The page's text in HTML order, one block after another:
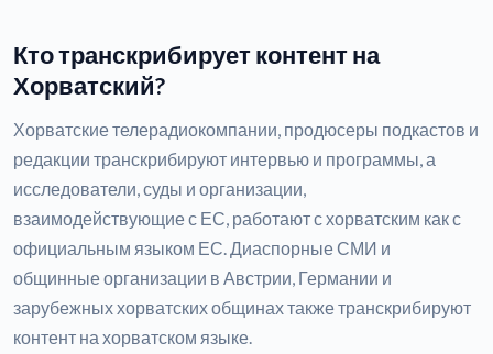
Кто транскрибирует контент на
Хорватский?
Хорватские телерадиокомпании, продюсеры подкастов и
редакции транскрибируют интервью и программы, а
исследователи, суды и организации,
взаимодействующие с ЕС, работают с хорватским как с
официальным языком ЕС. Диаспорные СМИ и
общинные организации в Австрии, Германии и
зарубежных хорватских общинах также транскрибируют
контент на хорватском языке.